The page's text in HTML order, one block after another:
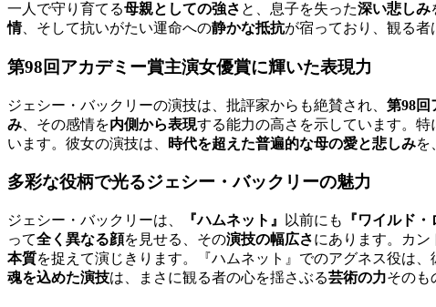
一人で守り育てる母親としての強さ と、息子を失った深い悲しみ
情、そして抗いがたい運命への静かな抵抗が宿っており、観る者
第98回アカデミー賞主演女優賞に輝いた表現力
ジェシー・バックリーの演技は、批評家からも絶賛され、 第98回
み 、その感情を内側から表現する能力の高さを示しています。
います。彼女の演技は、
時代を超えた普遍的な母の愛と悲しみを
多彩な役柄で光るジェシー・バックリーの魅力
ジェシー・バックリーは、 『ハムネット』 以前にも 『ワイルド・
って全く異なる顔を見せる、その演技の幅広さにあります。カン
本質を捉えて演じきります。『ハムネット』でのアグネス役は
魂を込めた演技は、まさに観る者の心を揺さぶる芸術の力そのも